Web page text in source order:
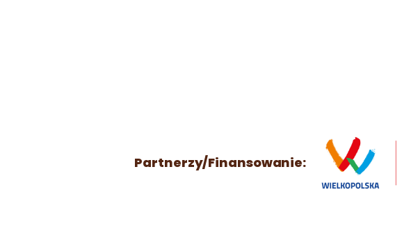
Partnerzy/Finansowanie: